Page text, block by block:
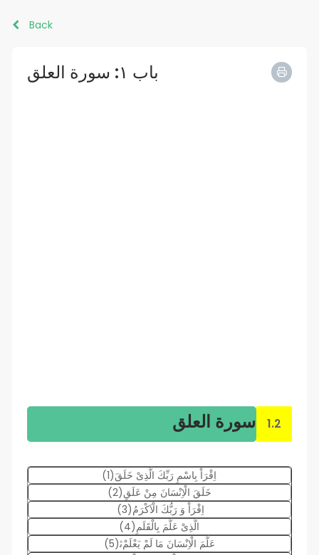
Back
باب ١: سورة العلق
سورة العلق 1.2
اِقْرَاْ بِاسْمِ رَبِّكَ الَّذِیْ خَلَقَ(1)
خَلَقَ الْاِنْسَانَ مِنْ عَلَقٍ(2)
اِقْرَاْ وَ رَبُّكَ الْاَكْرَمُ(3)
الَّذِیْ عَلَّمَ بِالْقَلَمِ(4)
عَلَّمَ الْاِنْسَانَ مَا لَمْ یَعْلَمْﭤ(5)